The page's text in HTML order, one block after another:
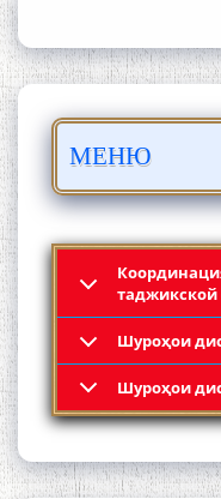
МЕНЮ
Шyроҳои
Шyроҳои
БО 4 000
ПАЙКАРА ВА
Кадамчо